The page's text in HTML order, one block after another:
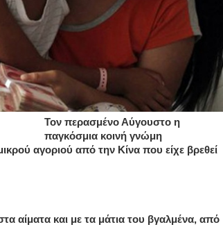
Τον περασμένο Αύγουστο η
παγκόσμια κοινή γνώμη
αγοριού από την Κίνα που είχε βρεθεί
αίματα και με τα μάτια του βγαλμένα, από